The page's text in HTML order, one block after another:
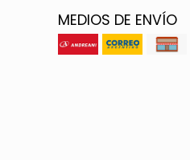
MEDIOS DE ENVÍO